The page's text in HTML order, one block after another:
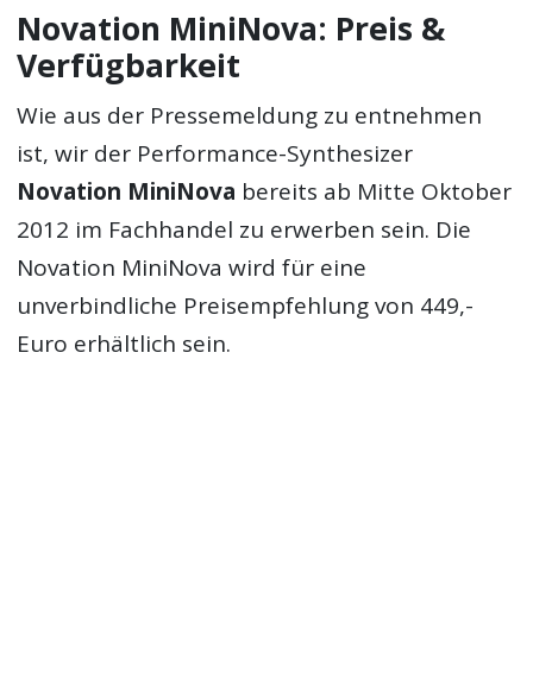
Novation MiniNova: Preis &
Verfügbarkeit
Wie aus der Pressemeldung zu entnehmen
ist, wir der Performance-Synthesizer
Novation MiniNova bereits ab Mitte Oktober
2012 im Fachhandel zu erwerben sein. Die
Novation MiniNova wird für eine
unverbindliche Preisempfehlung von 449,-
Euro erhältlich sein.